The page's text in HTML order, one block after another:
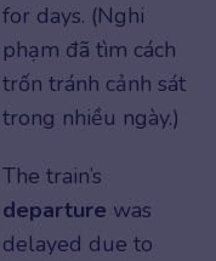
for days. (Nghi
phạm đã tìm cách
trốn tránh cảnh sát
trong nhiều ngày.)
The train’s
departure was
delayed due to